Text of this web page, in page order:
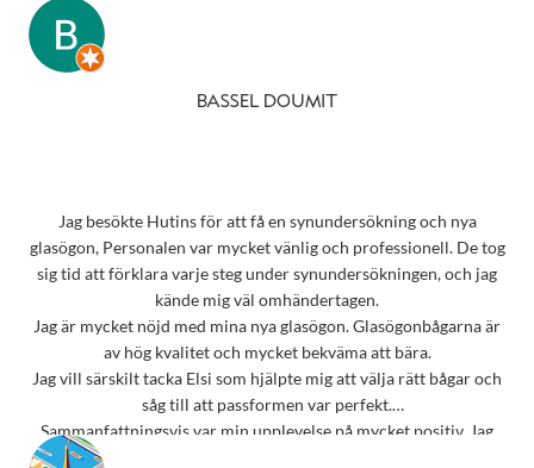
BASSEL DOUMIT
Jag besökte Hutins för att få en synundersökning och nya
glasögon, Personalen var mycket vänlig och professionell. De tog
sig tid att förklara varje steg under synundersökningen, och jag
kände mig väl omhändertagen.
Jag är mycket nöjd med mina nya glasögon. Glasögonbågarna är
av hög kvalitet och mycket bekväma att bära.
Jag vill särskilt tacka Elsi som hjälpte mig att välja rätt bågar och
såg till att passformen var perfekt.
Sammanfattningsvis var min upplevelse på mycket positiv. Jag
rekommenderar starkt detta ställe till alla som behöver